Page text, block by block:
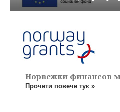
Норвежки финансов
Прочети повече тук »